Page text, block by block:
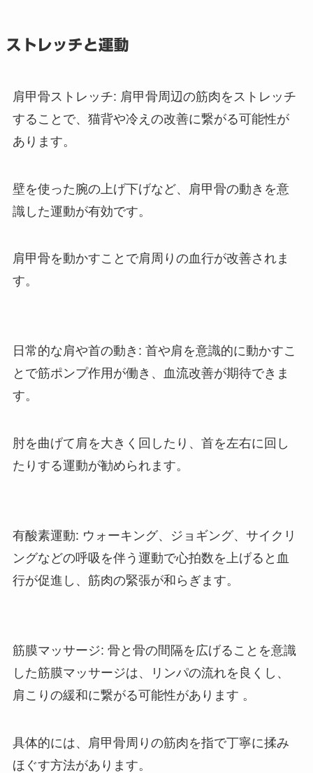
ストレッチと運動
肩甲骨ストレッチ: 肩甲骨周辺の筋肉をストレッチ
することで、猫背や冷えの改善に繋がる可能性が
あります。
壁を使った腕の上げ下げなど、肩甲骨の動きを意
識した運動が有効です。
肩甲骨を動かすことで肩周りの血行が改善されま
す。
日常的な肩や首の動き: 首や肩を意識的に動かすこ
とで筋ポンプ作用が働き、血流改善が期待できま
す。
肘を曲げて肩を大きく回したり、首を左右に回し
たりする運動が勧められます。
有酸素運動: ウォーキング、ジョギング、サイクリ
ングなどの呼吸を伴う運動で心拍数を上げると血
行が促進し、筋肉の緊張が和らぎます。
筋膜マッサージ: 骨と骨の間隔を広げることを意識
した筋膜マッサージは、リンパの流れを良くし、
肩こりの緩和に繋がる可能性があります 。
具体的には、肩甲骨周りの筋肉を指で丁寧に揉み
ほぐす方法があります。